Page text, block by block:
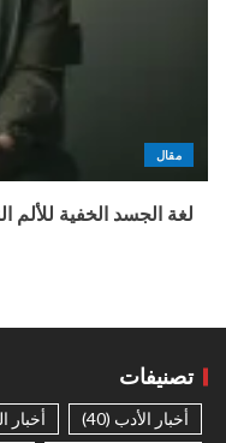
مقال
لغة الجسد الخفية للألم
تصنيفات
أخبار الأدب (40) أخبار